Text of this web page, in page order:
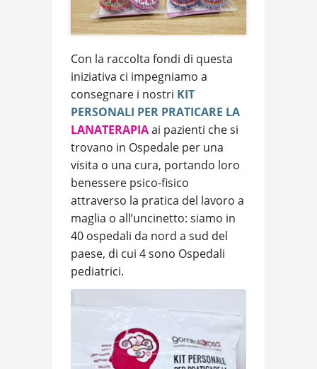
Con la raccolta fondi di questa
iniziativa ci impegniamo a
consegnare i nostri KIT
PERSONALI PER PRATICARE LA
LANATERAPIAai pazienti che si
trovano in Ospedale per una
visita o una cura, portando loro
benessere psico-fisico
attraverso la pratica del lavoro a
maglia o all’uncinetto: siamo in
40 ospedali da nord a sud del
paese, di cui 4 sono Ospedali
pediatrici.